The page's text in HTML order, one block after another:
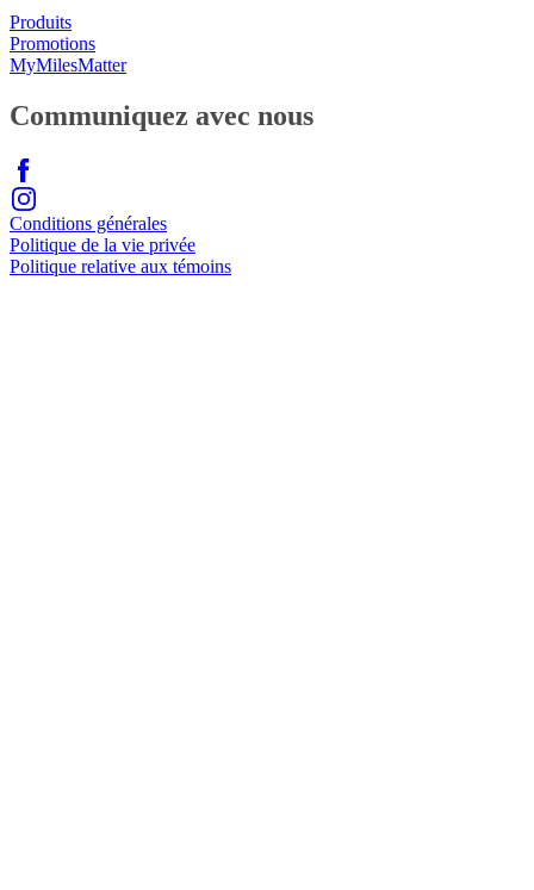
Produits
Promotions
MyMilesMatter
Communiquez avec nous
Conditions générales
Politique de la vie privée
Politique relative aux témoins